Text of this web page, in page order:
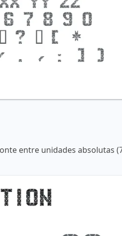
entre unidades absolutas